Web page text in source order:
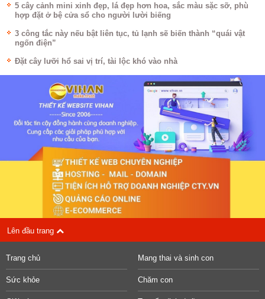
5 cây cảnh mini xinh đẹp, lá đẹp hơn hoa, sắc màu sặc sỡ, phù
hợp đặt ở bệ cửa sổ cho người lười biếng
3 công tắc này nếu bật liên tục, tủ lạnh sẽ biến thành “quái vật
ngốn điện”
Đặt cây lưỡi hổ sai vị trí, tài lộc khó vào nhà
Lên đầu trang
Trang chủ
Sức khỏe
Mang thai và sinh con
Chăm con